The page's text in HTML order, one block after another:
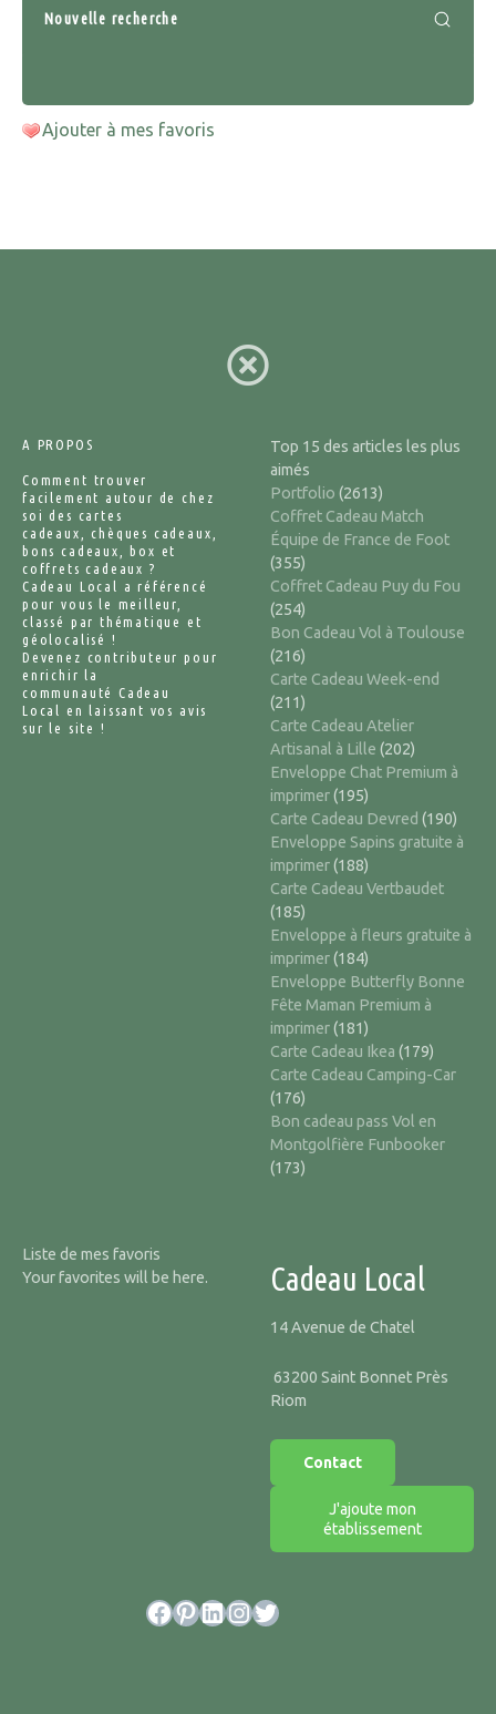
Nouvelle recherche
Ajouter à mes favoris
A PROPOS
Comment trouver
facilement autour de chez
soi des cartes
cadeaux, chèques cadeaux,
bons cadeaux, box et
coffrets cadeaux ?
Cadeau Local a référencé
pour vous le meilleur,
classé par thématique et
géolocalisé !
Devenez contributeur pour
enrichir la
communauté Cadeau
Local en laissant vos avis
sur le site !
Top 15 des articles les plus
aimés
Portfolio (2613)
Coffret Cadeau Match
Équipe de France de Foot
(355)
Coffret Cadeau Puy du Fou
(254)
Bon Cadeau Vol à Toulouse
(216)
Carte Cadeau Week-end
(211)
Carte Cadeau Atelier
Artisanal à Lille (202)
Enveloppe Chat Premium à
imprimer(195)
Carte Cadeau Devred (190)
Enveloppe Sapins gratuite à
imprimer(188)
Carte Cadeau Vertbaudet
(185)
Enveloppe à fleurs gratuite à
imprimer(184)
Enveloppe Butterfly Bonne
Fête Maman Premium à
imprimer(181)
Carte Cadeau Ikea (179)
Carte Cadeau Camping-Car
(176)
Bon cadeau pass Vol en
Montgolfière Funbooker
(173)
Liste de mes favoris
Your favorites will be here.
Cadeau Local
14 Avenue de Chatel
63200 Saint Bonnet Près
Riom
Contact
J'ajoute mon
établissement
Facebook Pinterest LinkedIn InstagramTwitter